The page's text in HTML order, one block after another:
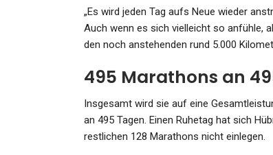
„Es wird jeden Tag aufs Neue wieder
Auch wenn es sich vielleicht so anfühle,
den noch anstehenden rund 5.000
495 Marathons an
Insgesamt wird sie auf eine
an 495 Tagen. Einen Ruhetag hat sich
restlichen 128 Marathons nicht einlegen.
GESUNDHEIT
Hundertjähriger
April 2024: